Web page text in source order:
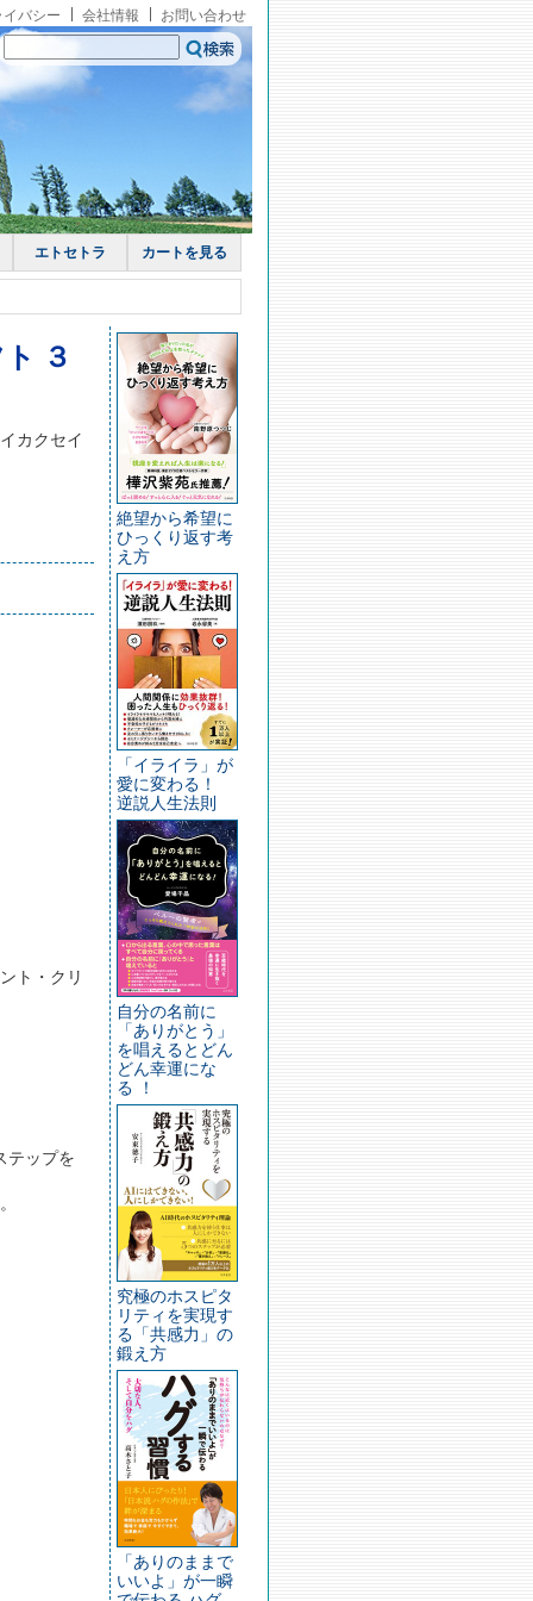
イバシー 会社情報 お問い合わせ
エトセトラ カートを見る
３
カクセイ
ト・クリ
テップを
絶望から希望に
ひっくり返す考
え方
「イライラ」が
愛に変わる！
逆説人生法則
自分の名前に
「ありがとう」
を唱えるとどん
どん幸運にな
る ！
究極のホスピタ
リティを実現す
る「共感力」の
鍛え方
「ありのままで
いいよ」が一瞬